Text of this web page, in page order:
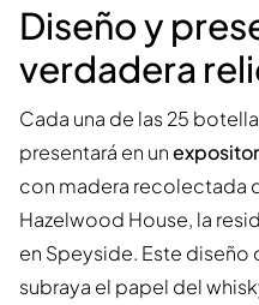
Diseño y
verdadera
Cada una de las 25
presentará en un
con madera recolectada
Hazelwood House, la
en Speyside. Este
subraya el papel del